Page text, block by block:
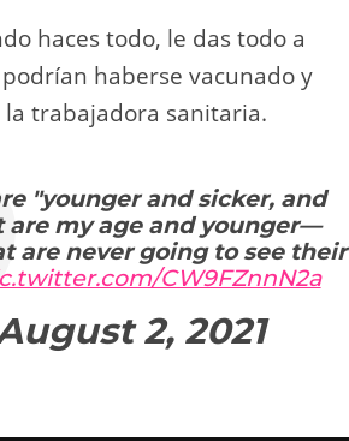
haces todo, le das todo a
haberse vacunado y
trabajadora sanitaria.
"younger and sicker, and
my age and younger—
are never going to see their
CW9FZnnN2a
2, 2021